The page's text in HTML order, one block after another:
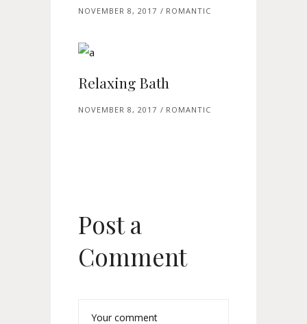
NOVEMBER 8, 2017 ROMANTIC
Relaxing Bath
NOVEMBER 8, 2017 ROMANTIC
Post a
Comment